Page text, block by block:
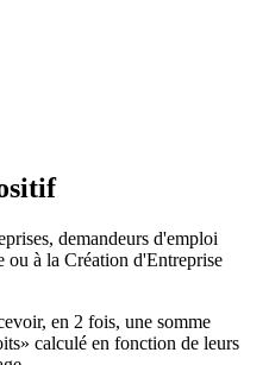
demandeurs d'emploi
à la Création d'Entreprise
en 2 fois, une somme
calculé en fonction de leurs